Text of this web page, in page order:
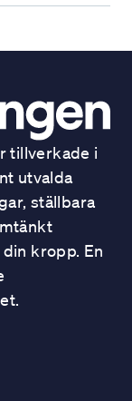
tillverkade i
utvalda
ställbara
kropp. En